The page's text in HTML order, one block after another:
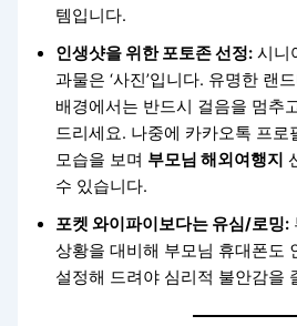
템입니다.
인생샷을 위한 포토존 선정: 시니
과물은 ‘사진’입니다. 유명한 랜
배경에서는 반드시 걸음을 멈추
드리세요. 나중에 카카오톡 프로
모습을 보며 부모님 해외여행지
수 있습니다.
포켓 와이파이보다는 유심/로밍:
상황을 대비해 부모님 휴대폰도
설정해 드려야 심리적 불안감을